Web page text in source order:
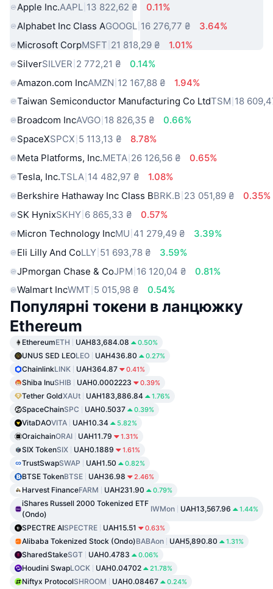
Apple Inc.AAPL 13 822,62 ₴
0.11%
Alphabet Inc Class AGOOGL 16 276,77 ₴
3.64%
Microsoft CorpMSFT 21 818,29 ₴
1.01%
SilverSILVER 2 772,21 ₴
0.14%
Amazon.com IncAMZN 12 167,88 ₴
1.94%
Taiwan Semiconductor Manufacturing Co LtdTSM 18
Broadcom IncAVGO 18 826,35 ₴
0.66%
SpaceXSPCX 5 113,13 ₴
8.78%
Meta Platforms, Inc.META 26 126,56 ₴
0.65%
Tesla, Inc.TSLA 14 482,97 ₴
1.08%
Berkshire Hathaway Inc Class BBRK.B 23 051,89 ₴
0.35%
SK HynixSKHY 6 865,33 ₴
0.57%
Micron Technology IncMU 41 279,49 ₴
3.39%
Eli Lilly And CoLLY 51 693,78 ₴
3.59%
JPmorgan Chase & CoJPM 16 120,04 ₴
0.81%
Walmart IncWMT 5 015,98 ₴ 0.54%
Популярні токени в ланцюжку
Ethereum
EthereumETH UAH83,684.08 0.50%
UNUS SED LEOLEO UAH436.80 0.27%
ChainlinkLINK UAH364.87 0.41%
Shiba InuSHIB UAH0.0002223 0.39%
Tether GoldXAUt UAH183,886.84 1.76%
SpaceChainSPC UAH0.5037 0.39%
VitaDAOVITA UAH10.34 5.82%
OraichainORAI UAH11.79 1.31%
SIX TokenSIX UAH0.1889 1.61%
TrustSwapSWAP UAH1.50 0.82%
BTSE TokenBTSE UAH36.98 2.46%
Harvest FinanceFARM UAH231.90 0.79%
iShares Russell 2000 Tokenized ETF
(Ondo)
IWMon UAH13,567.96 1.44%
SPECTRE AISPECTRE UAH15.51 0.63%
Alibaba Tokenized Stock (Ondo)BABAon UAH5,890.80 1.31%
SharedStakeSGT UAH0.4783 0.06%
Houdini SwapLOCK UAH0.04702 21.78%
Niftyx ProtocolSHROOM UAH0.08467 0.24%